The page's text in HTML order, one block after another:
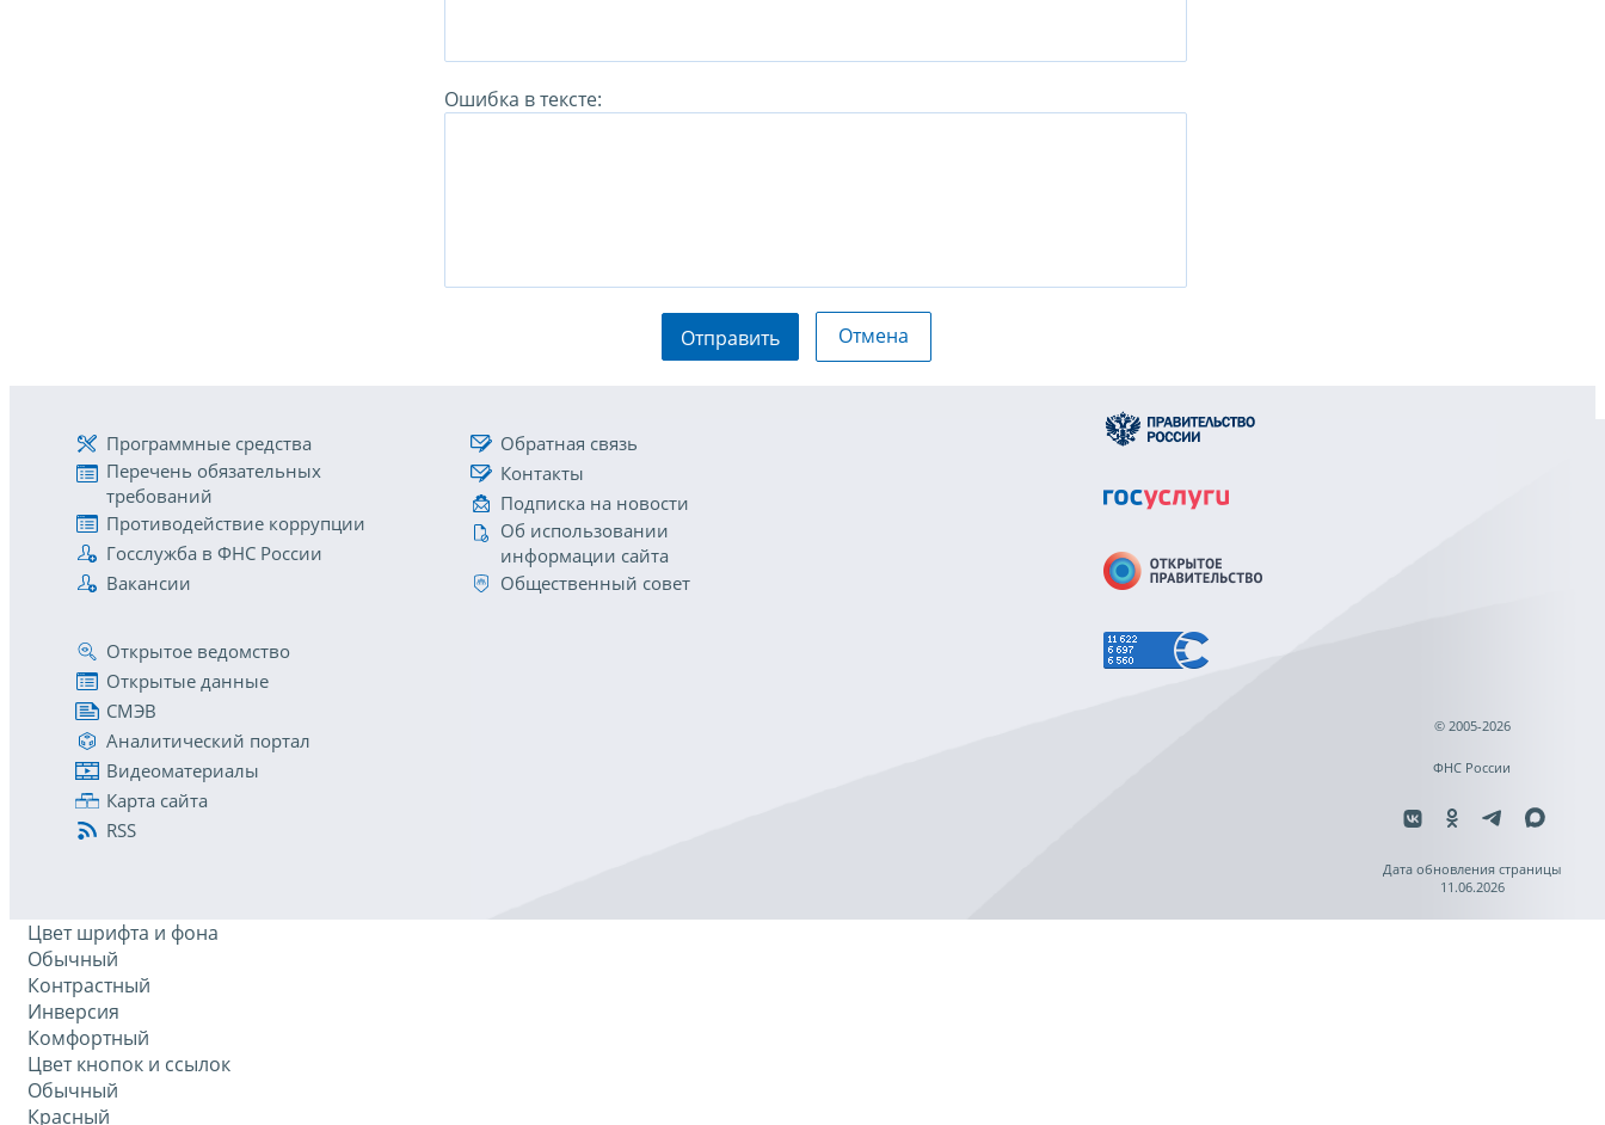
Ошибка в тексте:
Отправить Отмена
Программные средства
Перечень обязательных
требований
Противодействие коррупции
Госслужба в ФНС России
Вакансии
Обратная связь
Контакты
Подписка на новости
Об использовании
информации сайта
Общественный совет
Открытое ведомство
Открытые данные
СМЭВ
Аналитический портал
Видеоматериалы
Карта сайта
RSS
© 2005-2026
ФНС России
Дата обновления страницы
11.06.2026
Цвет шрифта и фона
Обычный
Контрастный
Инверсия
Комфортный
Цвет кнопок и ссылок
Обычный
Красный